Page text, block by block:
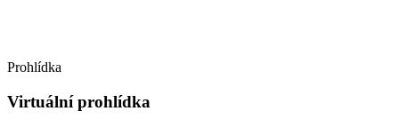
Prohlídka
Virtuální prohlídka